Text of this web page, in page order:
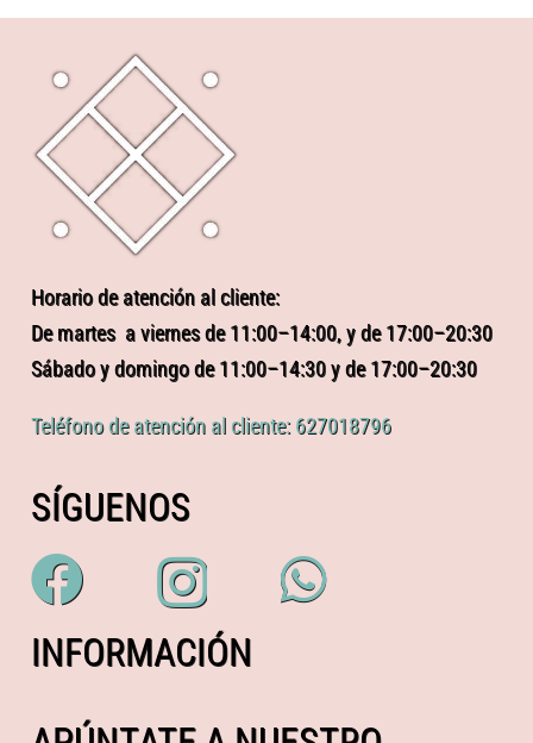
Horario de atención al cliente:
De martes a viernes de 11:00–14:00, y de 17:00–20:30
Sábado y domingo de 11:00–14:30 y de 17:00–20:30
Teléfono de atención al cliente: 627018796
SÍGUENOS
INFORMACIÓN